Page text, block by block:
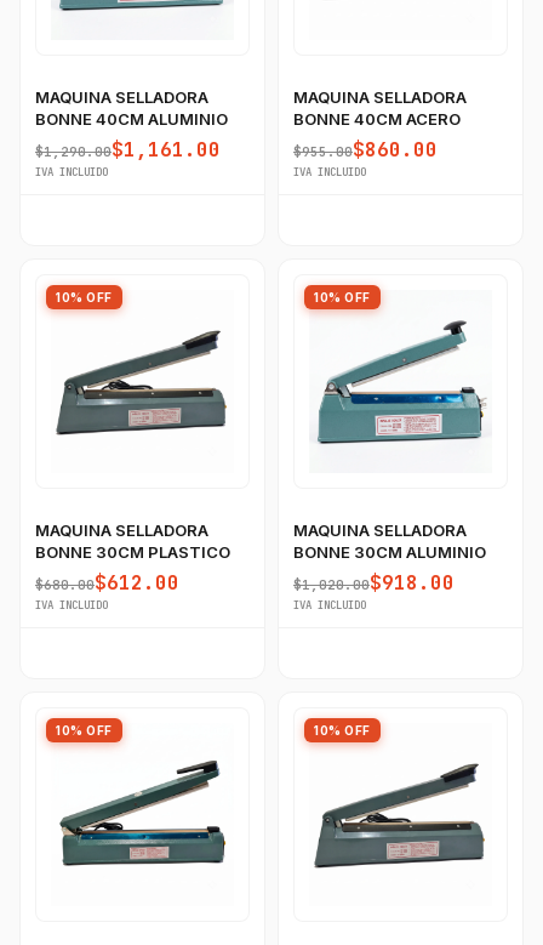
MAQUINA SELLADORA
BONNE 40CM ALUMINIO
$1,290.00$1,161.00
IVA INCLUIDO
MAQUINA SELLADORA
BONNE 40CM ACERO
$955.00$860.00
IVA INCLUIDO
10% OFF
MAQUINA SELLADORA
BONNE 30CM PLASTICO
$680.00$612.00
IVA INCLUIDO
10% OFF
MAQUINA SELLADORA
BONNE 30CM ALUMINIO
$1,020.00$918.00
IVA INCLUIDO
10% OFF 10% OFF
GastroBot
Asesor Chef Online
¿En qué te puedo apoyar hoy con tu
equipamiento o utensilios?
Buscar estufas industriales
Ver uniformes y filipinas
Métodos de envío y entrega